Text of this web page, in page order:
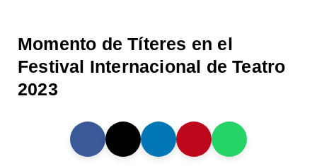
Momento de Títeres en el
Festival Internacional de Teatro
2023